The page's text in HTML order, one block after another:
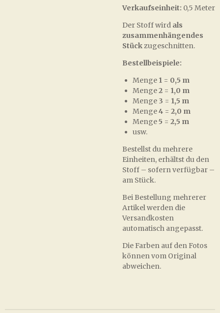
Verkaufseinheit: 0,5 Meter
Der Stoff wird als
zusammenhängendes
Stückzugeschnitten.
Bestellbeispiele:
Menge 1 = 0,5 m
Menge2 = 1,0 m
Menge 3 = 1,5 m
Menge4 = 2,0 m
Menge5 = 2,5 m
usw.
Bestellst du mehrere
Einheiten, erhältst du den
Stoff – sofern verfügbar –
am Stück.
Bei Bestellung mehrerer
Artikel werden die
Versandkosten
automatisch angepasst.
Die Farben auf den Fotos
können vom Original
abweichen.